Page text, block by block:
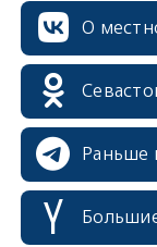
О
Раньше